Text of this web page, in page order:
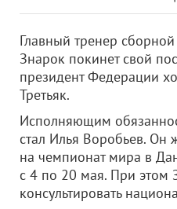
Главный тренер
Знарок покинет свой
президент Федерации
Третьяк.
Исполняющим
стал Илья Воробьев. Он
на чемпионат мира в
с 4 по 20 мая. При этом
консультировать